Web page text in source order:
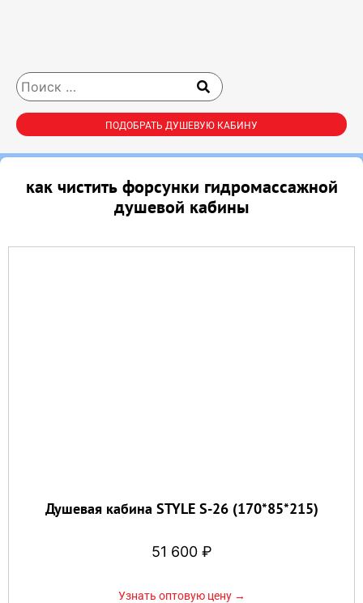
ПОДОБРАТЬ ДУШЕВУЮ КАБИНУ
как чистить форсунки гидромассажной
душевой кабины
Душевая кабина STYLE S-26 (170*85*215)
51 600 ₽
Узнать оптовую цену →